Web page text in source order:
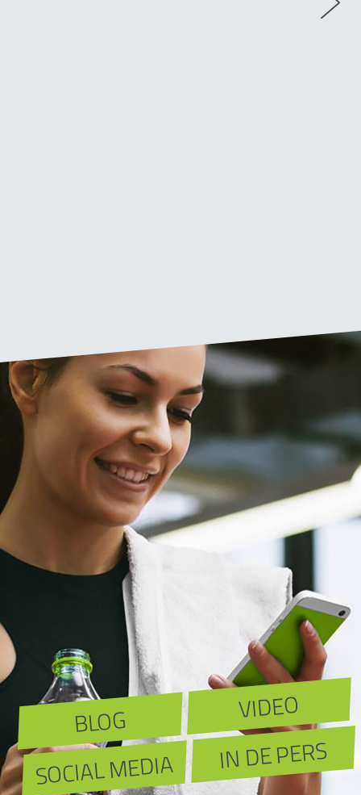
BLOG VIDEO
SOCIAL MEDIA IN DE PERS